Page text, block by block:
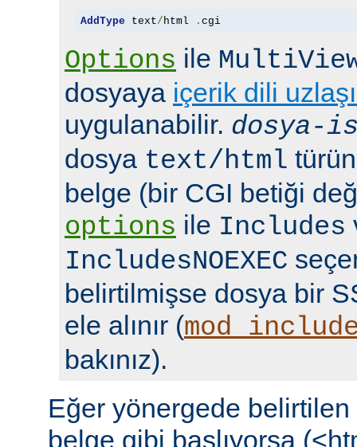
AddType text/ html . cgi
Options ile
dosyaya içerik dili
uygulanabilir. dosya-
dosya text/html
belge (bir CGI betiği
options ile Includes
IncludesNOEXEC
belirtilmişse dosya bir
ele alınır (
bakınız).
Eğer yönergede
belge gibi başlıyorsa